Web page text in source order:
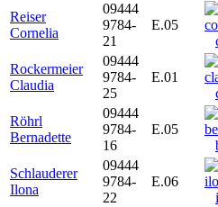
Reiser
Cornelia
09444
9784-
21
E.05
Rockermeier
Claudia
09444
9784-
25
E.01
Röhrl
Bernadette
09444
9784-
16
E.05
Schlauderer
Ilona
09444
9784-
22
E.06